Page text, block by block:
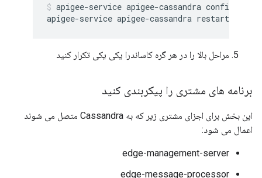
apigee-service apigee-cassandra configure
مراحل بالا را در هر گره کاساندرا یکی یکی تکرار کنید
برنامه های مشتری را پیکربندی کنید
این بخش برای اجزای مشتری زیر که به Cassandra متصل می شوند
اعمال می شود:
edge-management-server
edge-message-processor